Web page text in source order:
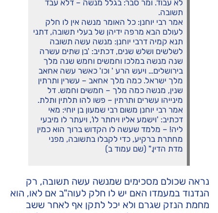
לא עבוד. ומר סבר: בגלל מנשה – דלא עבד
תשובה.
אמר רבי יוחנן: כל האומר מנשה אין לו חלק
לעולם הבא מרפה ידיהן של בעלי תשובה, דתני
תנא קמיה דרבי יוחנן: מנשה עשה תשובה
לשלשים ושלש שנים, דכתיב: 'בן שתים עשרה
שנה מנשה במלכו וחמשים וחמש שנה מלך
בירושלים… ויעש הרע ' וכו' כאשר עשה אחאב
מלך ישראל. כמה מלך אחאב – עשרין ותרתין
שנין, מנשה כמה מלך – חמשים וחמש. דל
מינייהו עשרים ותרתין – פשו להו תלתין ותלת.
אמר רבי יוחנן משום רבי שמעון בן יוחי: מאי
דכתיב: 'וישמע אליו ויחתר לו', ויעתר לו מיבעי
ליה! – מלמד שעשה לו הקדוש ברוך הוא כמין
מחתרת ברקיע, כדי לקבלו בתשובה, מפני
מדת הדין." (שם עמוד ב)
נראה שכולם מסכימים שמנשה עשה תשובה, רק
הנדנוד במעמדו האם יש לו חלק לעוה"ב אם לאו, הוא
מחמת הנזק שגרם ולא יכל לתקן אף לאחר ששב